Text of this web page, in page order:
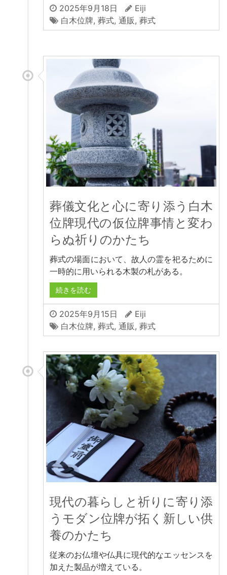
2025年9月18日
Eiji
白木位牌, 葬式, 通販, 葬式
葬儀文化と心に寄り添う白木
位牌現代の仮位牌事情と変わ
らぬ祈りのかたち
葬式の場面において、故人の霊を祀るために
一時的に用いられる木製の札がある。
続きを読む
2025年9月15日
Eiji
白木位牌, 葬式, 通販, 葬式
現代の暮らしと祈りに寄り添
うモダン位牌が拓く新しい供
養のかたち
従来のお仏壇や仏具に現代的なエッセンスを
加えた製品が増えている。